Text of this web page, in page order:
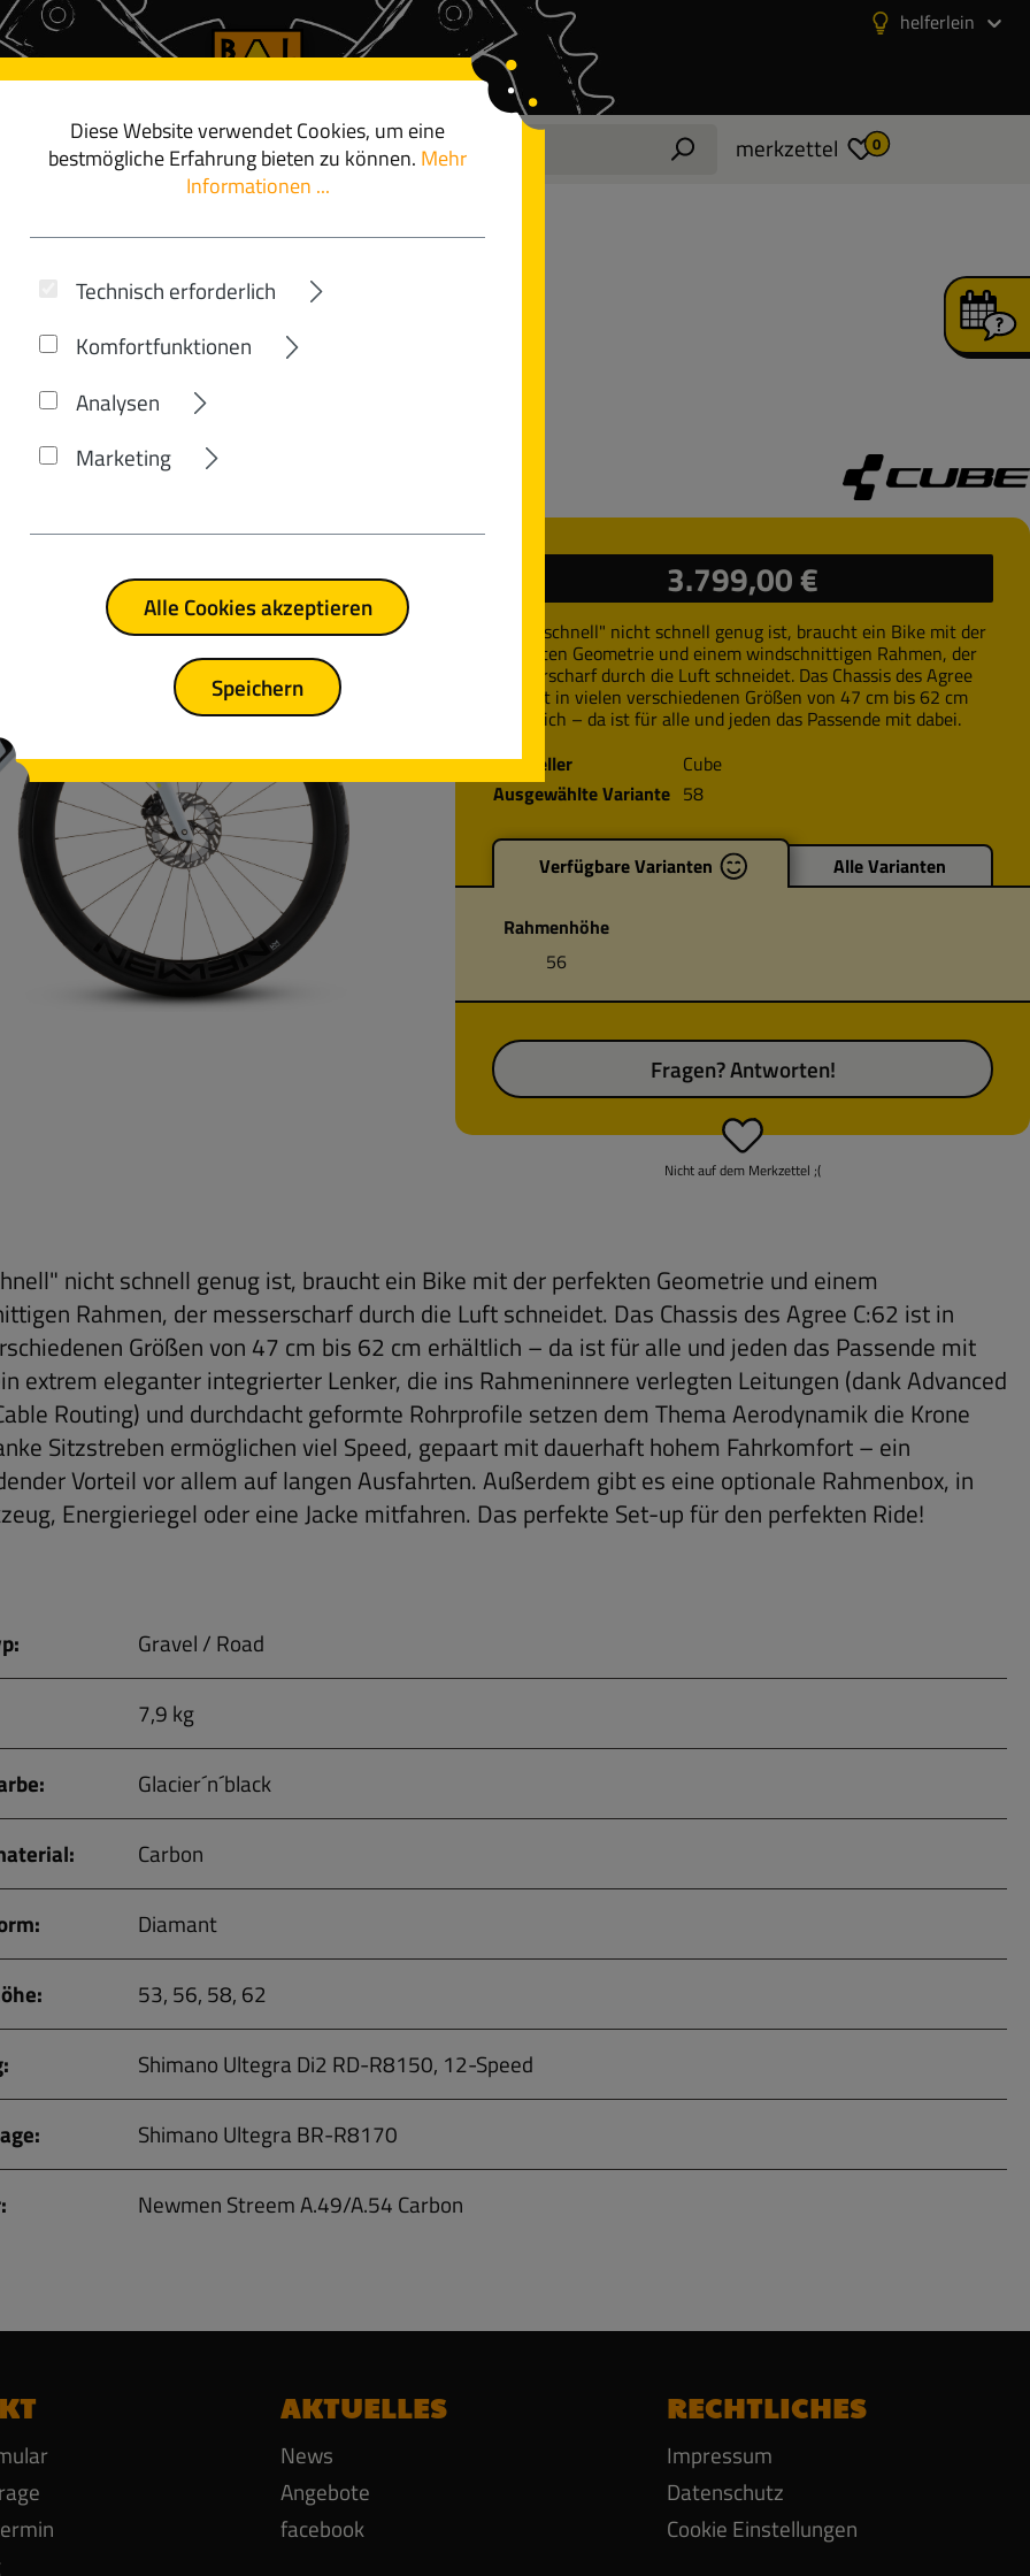
helferlein
angebote merkzettel 0
AGREE C:62 RACE
3.799,00 €
Wem „schnell" nicht schnell genug ist, braucht ein Bike mit der
perfekten Geometrie und einem windschnittigen Rahmen, der
messerscharf durch die Luft schneidet. Das Chassis des Agree
C:62 ist in vielen verschiedenen Größen von 47 cm bis 62 cm
erhältlich – da ist für alle und jeden das Passende mit dabei.
Hersteller
Cube
Ausgewählte Variante 58
Verfügbare Varianten Alle Varianten
Rahmenhöhe
56
Nicht auf dem Merkzettel ;(
Fragen? Antworten!
nicht schnell genug ist, braucht ein Bike mit der perfekten Geometrie und einem
Rahmen, der messerscharf durch die Luft schneidet. Das Chassis des Agree C:62 ist in
Größen von 47 cm bis 62 cm erhältlich – da ist für alle und jeden das Passende mit
extrem eleganter integrierter Lenker, die ins Rahmeninnere verlegten Leitungen (dank Advanced
Routing) und durchdacht geformte Rohrprofile setzen dem Thema Aerodynamik die Krone
Sitzstreben ermöglichen viel Speed, gepaart mit dauerhaft hohem Fahrkomfort – ein
Vorteil vor allem auf langen Ausfahrten. Außerdem gibt es eine optionale Rahmenbox, in
Energieriegel oder eine Jacke mitfahren. Das perfekte Set-up für den perfekten Ride!
Gravel / Road
7,9 kg
Glacier´n´black
Carbon
Diamant
53, 56, 58, 62
Shimano Ultegra Di2 RD-R8150, 12-Speed
Shimano Ultegra BR-R8170
Newmen Streem A.49/A.54 Carbon
AKTUELLES
News
Angebote
facebook
RECHTLICHES
Impressum
Datenschutz
Cookie Einstellungen
Diese Website verwendet Cookies, um eine
bestmögliche Erfahrung bieten zu können. Mehr
Informationen ...
Technisch erforderlich
Komfortfunktionen
Analysen
Marketing
Alle Cookies akzeptieren
Speichern